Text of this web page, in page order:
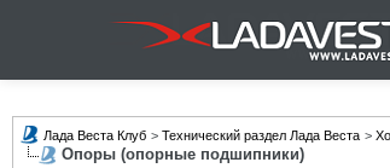
Лада Веста Клуб > Технический раздел Лада Веста >
Опоры (опорные подшипники)